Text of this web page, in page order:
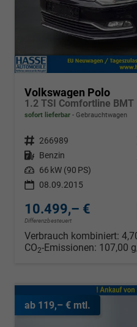
Volkswagen Polo
1.2 TSI Comfortline BMT
sofort lieferbar Gebrauchtwagen
Fahrzeugnr. 266989
Kraftstoff Benzin
Leistung 66 kW (90 PS)
08.09.2015
10.499,– €
Differenzbesteuert
Verbrauch kombiniert:
CO2-Emissionen: 107,00
ab 119,– € mtl.